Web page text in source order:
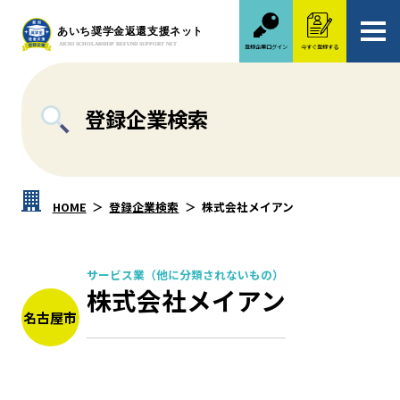
登録企業ログイン 今すぐ登録する
登録企業検索
HOME 登録企業検索 株式会社メイアン
名古屋市
サービス業（他に分類されないもの）
株式会社メイアン